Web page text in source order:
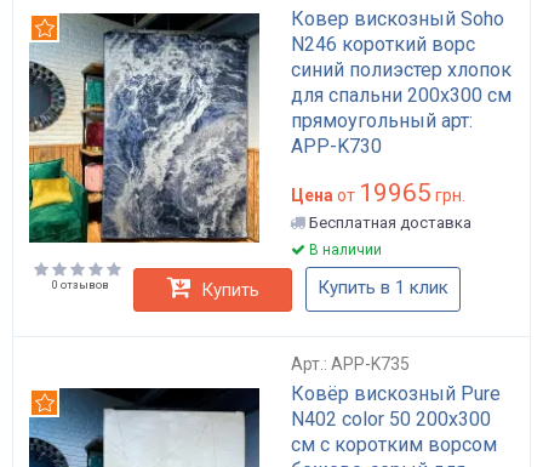
Ковер вискозный Soho
N246 короткий ворс
синий полиэстер хлопок
для спальни 200x300 см
прямоугольный арт:
APP-K730
Рекомендуем
Цена от 19965 грн.
Бесплатная доставка
В наличии
0 отзывов Купить Купить в 1 клик
Арт.: APP-K735
Ковёр вискозный Pure
N402 color 50 200x300
см с коротким ворсом
Рекомендуем